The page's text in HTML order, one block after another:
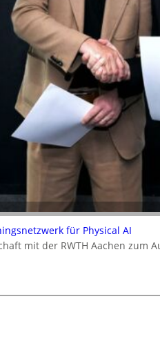
für Physical AI
mit der RWTH Aachen zum